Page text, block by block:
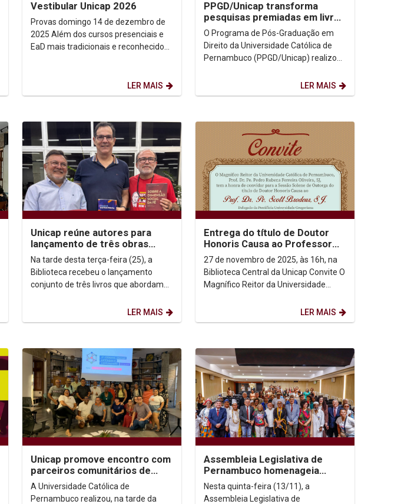
Vestibular Unicap 2026
Provas domingo 14 de dezembro de
2025 Além dos cursos presenciais e
EaD mais tradicionais e reconhecidos
LER MAIS
PPGD/Unicap transforma
pesquisas premiadas em livros
e reforça seu protagonismo
acadêmico nacional
O Programa de Pós-Graduação em
Direito da Universidade Católica de
Pernambuco (PPGD/Unicap) realizou,
LER MAIS
Unicap reúne autores para
lançamento de três obras
sobre fé, filosofia e
compromisso social
Na tarde desta terça-feira (25), a
Biblioteca recebeu o lançamento
conjunto de três livros que abordam
LER MAIS
Entrega do título de Doutor
Honoris Causa ao Professor
Doutor Padre Scott Brodeur
27 de novembro de 2025, às 16h, na
Biblioteca Central da Unicap Convite O
Magnífico Reitor da Universidade
LER MAIS
Unicap promove encontro com
parceiros comunitários de
Santo Amaro durante a 3ª
Jornada de...
A Universidade Católica de
Pernambuco realizou, na tarde da
Assembleia Legislativa de
Pernambuco homenageia
Valdenice José Raimundo com
Medalha Marta Almeida...
Nesta quinta-feira (13/11), a
Assembleia Legislativa de